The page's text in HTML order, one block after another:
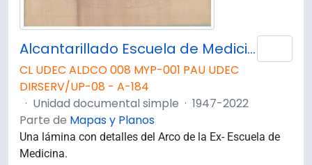
Alcantarillado Escuela de Medicina. Planta Segundo Piso.
CL UDEC ALDCO 008 MYP-001 PAU UDEC
DIRSERV/UP-08 - A-184
· Unidad documental simple · 1947-2022
Parte de Mapas y Planos
Una lámina con detalles del Arco de la Ex- Escuela de
Medicina.